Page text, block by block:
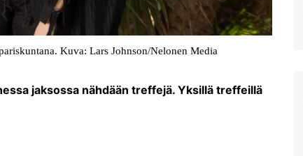
Kuva: Lars Johnson/Nelonen Media
jaksossa nähdään treffejä. Yksillä treffeillä